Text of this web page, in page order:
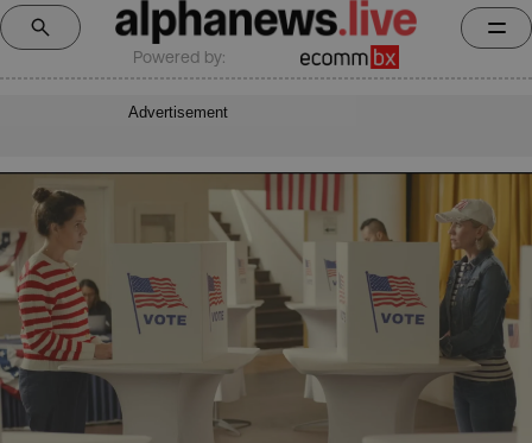
Powered by:
Advertisement